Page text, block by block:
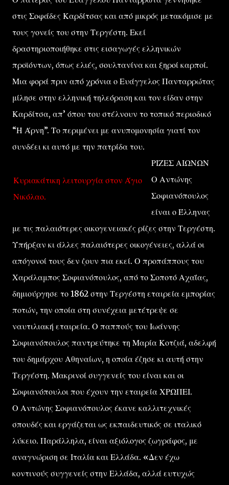
στις Σοφάδες Καρδίτσας και από μικρός μετακόμισε με
τους γονείς του στην Τεργέστη. Εκεί
δραστηριοποιήθηκε στις εισαγωγές ελληνικών
προϊόντων, όπως ελιές, σουλτανίνα και ξηροί καρποί.
Μια φορά πριν από χρόνια ο Ευάγγελος Πανταρρώτας
μίλησε στην ελληνική τηλεόραση και τον είδαν στην
Καρδίτσα, απ’ όπου του στέλνουν το τοπικό περιοδικό
“Η Άρνη”. Το περιμένει με ανυπομονησία γιατί τον
συνδέει κι αυτό με την πατρίδα του.
Κυριακάτικη λειτουργία στον Άγιο
Νικόλαο.
ΡΙΖΕΣ ΑΙΩΝΩΝ
Ο Αντώνης
Σοφιανόπουλος
είναι ο Έλληνας
με τις παλαιότερες οικογενειακές ρίζες στην Τεργέστη.
Υπήρξαν κι άλλες παλαιότερες οικογένειες, αλλά οι
απόγονοί τους δεν ζουν πια εκεί. Ο προπάππους του
Χαράλαμπος Σοφιανόπουλος, από το Σοποτό Αχαΐας,
δημιούργησε το 1862 στην Τεργέστη εταιρεία εμπορίας
ποτών, την οποία στη συνέχεια μετέτρεψε σε
ναυτιλιακή εταιρεία. Ο παππούς του Ιωάννης
Σοφιανόπουλος παντρεύτηκε τη Μαρία Κοτζιά, αδελφή
του δημάρχου Αθηναίων, η οποία έζησε κι αυτή στην
Τεργέστη. Μακρινοί συγγενείς του είναι και οι
Σοφιανόπουλοι που έχουν την εταιρεία ΧΡΩΠΕΙ.
Ο Αντώνης Σοφιανόπουλος έκανε καλλιτεχνικές
σπουδές και εργάζεται ως εκπαιδευτικός σε ιταλικό
λύκειο. Παράλληλα, είναι αξιόλογος ζωγράφος, με
αναγνώριση σε Ιταλία και Ελλάδα. «Δεν έχω
κοντινούς συγγενείς στην Ελλάδα, αλλά ευτυχώς